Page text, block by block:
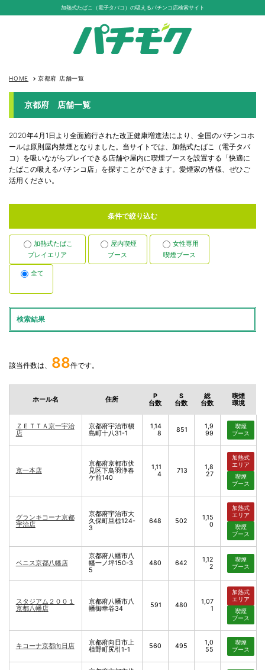
加熱式たばこ（電子タバコ）の吸えるパチンコ店検索サイト
HOME keyboard_arrow_right 京都府 店舗一覧
京都府 店舗一覧
2020年4月1日より全面施行された改正健康増進法により、全国のパチンコホ
ールは原則屋内禁煙となりました。当サイトでは、加熱式たばこ（電子タバ
コ）を吸いながらプレイできる店舗や屋内に喫煙ブースを設置する「快適に
たばこの吸えるパチンコ店」を探すことができます。愛煙家の皆様、ぜひご
活用ください。
条件で絞り込む
加熱式たばこ
プレイエリア
屋内喫煙
ブース
女性専用
喫煙ブース
全て
検索結果
該当件数は、 88件です。
ホール名 住所
P
台数
S
台数
総
台数
喫煙
環境
ＺＥＴＴＡ京一宇治
店
京都府宇治市槇
島町十八31-1
1,14
8
851
1,9
99
喫煙
ブース
京一本店
京都府京都市伏
見区下鳥羽浄春
ケ前140
1,11
4
713
1,8
27
加熱式
エリア
喫煙
ブース
グランキコーナ京都
宇治店
京都府宇治市大
久保町旦椋124-
3
648 502
1,15
0
加熱式
エリア
喫煙
ブース
ベニス京都八幡店
京都府八幡市八
幡一ノ坪150-3
5
480 642
1,12
2
喫煙
ブース
スタジアム２００１
京都八幡店
京都府八幡市八
幡御幸谷34
591 480
1,07
1
加熱式
エリア
喫煙
ブース
キコーナ京都向日店
京都府向日市上
植野町尻引1-1
560 495
1,0
55
喫煙
ブース